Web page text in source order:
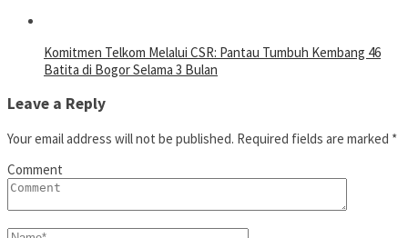
Komitmen Telkom Melalui CSR: Pantau Tumbuh Kembang 46
Batita di Bogor Selama 3 Bulan
Leave a Reply
Your email address will not be published. Required fields are marked *
Comment